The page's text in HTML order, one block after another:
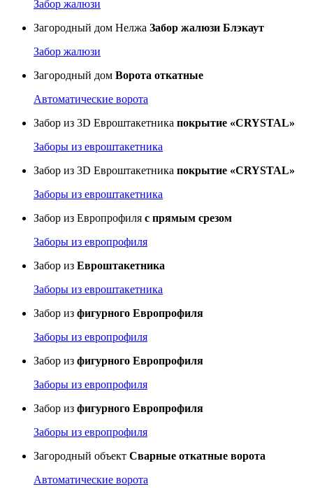
Забор жалюзи
Загородный дом Нелжа Забор жалюзи Блэкаут
Забор жалюзи
Загородный дом Ворота откатные
Автоматические ворота
Забор из 3D Евроштакетника покрытие «CRYSTAL»
Заборы из евроштакетника
Забор из 3D Евроштакетника покрытие «CRYSTAL»
Заборы из евроштакетника
Забор из Европрофиля с прямым срезом
Заборы из европрофиля
Забор из Евроштакетника
Заборы из евроштакетника
Забор из фигурного Европрофиля
Заборы из европрофиля
Забор из фигурного Европрофиля
Заборы из европрофиля
Забор из фигурного Европрофиля
Заборы из европрофиля
Загородный объект Сварные откатные ворота
Автоматические ворота